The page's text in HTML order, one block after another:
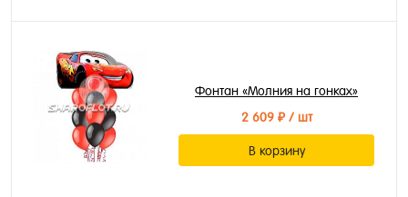
Фонтан «Молния на гонках»
2 609 ₽/ шт
В корзину